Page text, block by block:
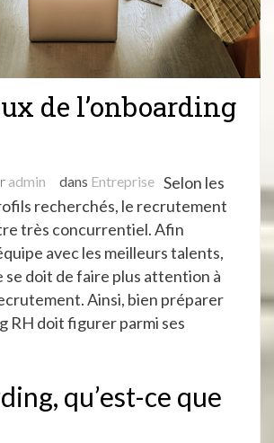
de l’onboarding
admin dans Entreprise Selon les
recherchés, le recrutement
très concurrentiel. Afin
avec les meilleurs talents,
doit de faire plus attention à
Ainsi, bien préparer
RH doit figurer parmi ses
qu’est-ce que